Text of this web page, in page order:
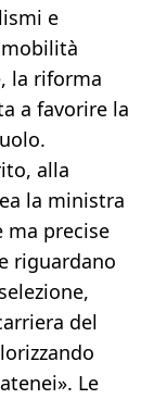
e
la riforma
a favorire la
alla
la ministra
ma precise
riguardano
del
Le